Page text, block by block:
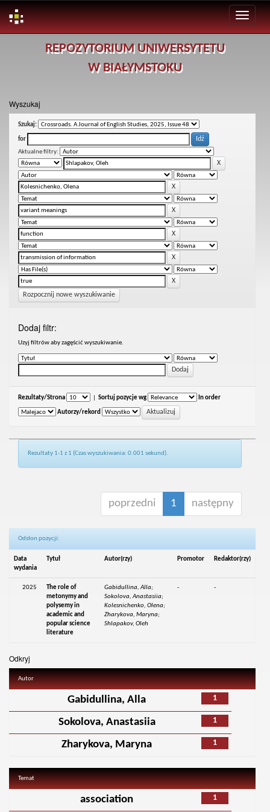
REPOZYTORIUM UNIWERSYTETU
W BIAŁYMSTOKU
Wyszukaj
Szukaj:
for
Aktualne filtry:
Rozpocznij nowe wyszukiwanie
Dodaj filtr:
Uzyj filtrów aby zagęścić wyszukiwanie.
Rezultaty/Strona Sortuj pozycje wg In order
Autorzy/rekord
Rezultaty 1-1 z 1 (Czas wyszukiwania: 0.001 sekund).
poprzedni 1 następny
Odsłon pozycji:
Data
wydania
Tytuł Autor(rzy) Promotor Redaktor(rzy)
2025
The role of
metonymy and
polysemy in
academic and
popular science
literature
Gabidullina, Alla;
Sokolova, Anastasiia;
Kolesnichenko, Olena;
Zharykova, Maryna;
Shlapakov, Oleh
- -
Odkryj
Autor
1
Gabidullina, Alla
1
Sokolova, Anastasiia
1
Zharykova, Maryna
Temat
1
association